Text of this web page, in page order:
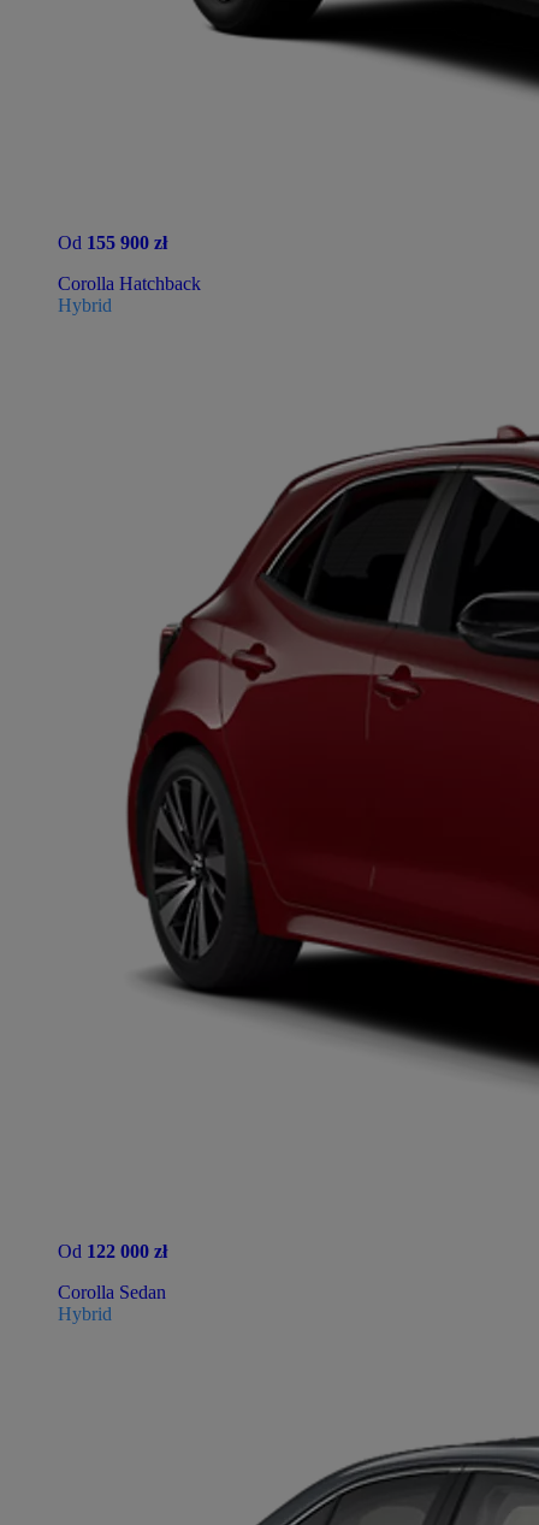
Od 155 900 zł
Corolla Hatchback
Hybrid
Od 122 000 zł
Corolla Sedan
Hybrid